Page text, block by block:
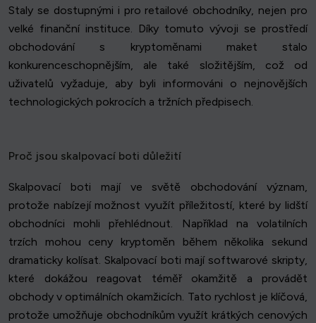
Staly se dostupnými i pro retailové obchodníky, nejen pro
velké finanční instituce. Díky tomuto vývoji se prostředí
obchodování s kryptoměnami maket stalo
konkurenceschopnějším, ale také složitějším, což od
uživatelů vyžaduje, aby byli informováni o nejnovějších
technologických pokrocích a tržních předpisech.
Proč jsou skalpovací boti důležití
Skalpovací boti mají ve světě obchodování význam,
protože nabízejí možnost využít příležitostí, které by lidští
obchodníci mohli přehlédnout. Například na volatilních
trzích mohou ceny kryptoměn během několika sekund
dramaticky kolísat. Skalpovací boti mají softwarové skripty,
které dokážou reagovat téměř okamžitě a provádět
obchody v optimálních okamžicích. Tato rychlost je klíčová,
protože umožňuje obchodníkům využít krátkých cenových